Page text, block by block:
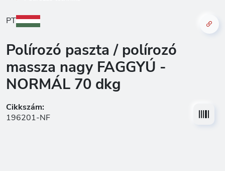
PT
Polírozó paszta / polírozó
massza nagy FAGGYÚ -
NORMÁL 70 dkg
Cikkszám:
196201-NF